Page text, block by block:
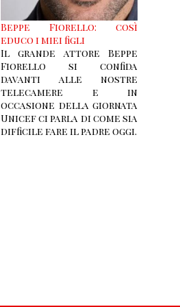
Beppe Fiorello: così
educo i miei figli
Il grande attore Beppe
Fiorello si confida
davanti alle nostre
telecamere e in
occasione della giornata
Unicef ci parla di come sia
difficile fare il padre oggi.